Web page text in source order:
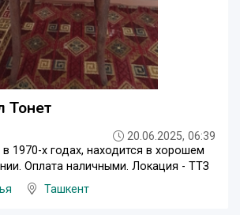
Тонет
20.06.2025, 06:39
в 1970-х годах, находится в хорошем
Оплата наличными. Локация - ТТЗ
Ташкент